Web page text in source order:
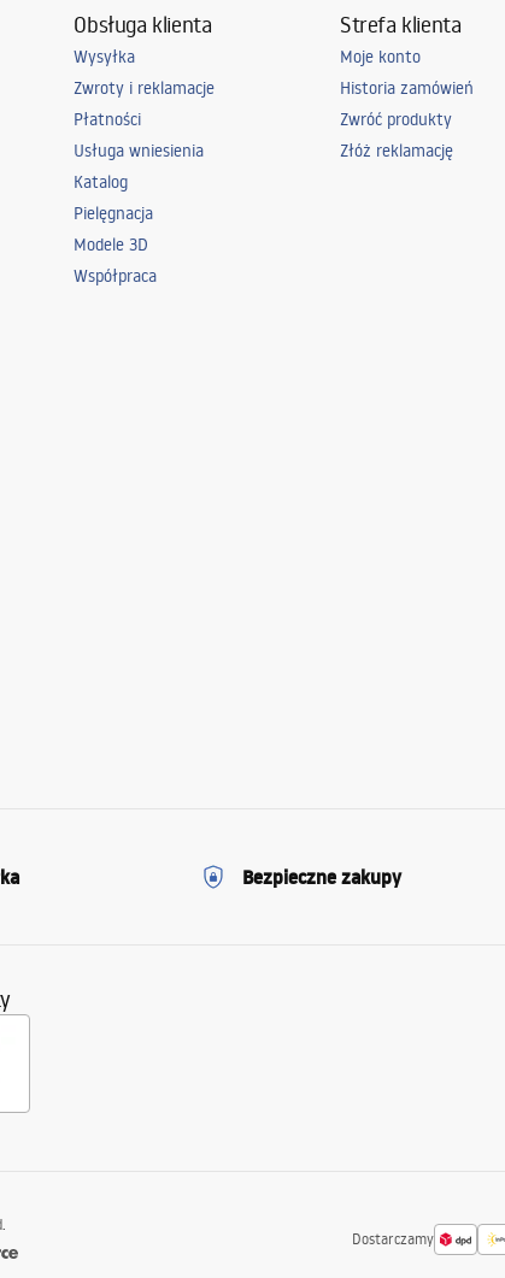
Obsługa klienta
Wysyłka
Zwroty i reklamacje
Płatności
Usługa wniesienia
Katalog
Pielęgnacja
Modele 3D
Współpraca
Strefa klienta
Moje konto
Historia zamówień
Zwróć produkty
Złóż reklamację
Bezpieczne zakupy
Dostarczamy